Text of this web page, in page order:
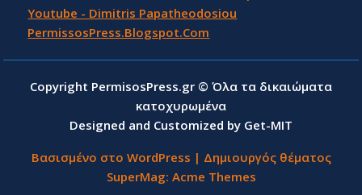
Youtube - Dimitris Papatheodosiou
PermissosPress.Blogspot.Com
Copyright PermisosPress.gr © Όλα τα δικαιώματα
κατοχυρωμένα
Designed and Customized by Get-MIT
Βασισμένο στο WordPress | Δημιουργός θέματος
SuperMag: Acme Themes